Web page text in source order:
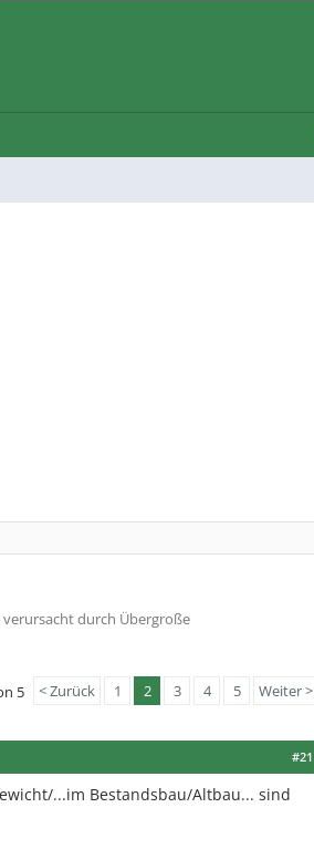
verursacht durch Übergroße
5 < Zurück 1 2 3 4 5 Weiter >
#21
...im Bestandsbau/Altbau... sind